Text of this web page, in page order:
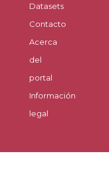
Datasets
Contacto
Acerca
del
portal
Información
legal